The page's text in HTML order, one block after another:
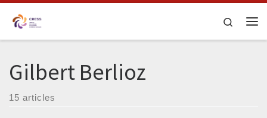
Skip to content
Search
Gilbert Berlioz
15 articles